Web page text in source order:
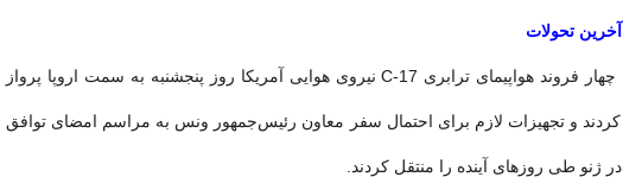
آخرین تحولات
چهار فروند هواپیمای ترابری C-17 نیروی هوایی آمریکا روز پنجشنبه به سمت اروپا پرواز
کردند و تجهیزات لازم برای احتمال سفر معاون رئیس‌جمهور ونس به مراسم امضای توافق
در ژنو طی روزهای آینده را منتقل کردند.